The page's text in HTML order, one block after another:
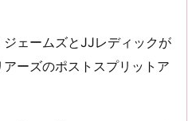
ェームズとJJレディックが
ーズのポストスプリットア